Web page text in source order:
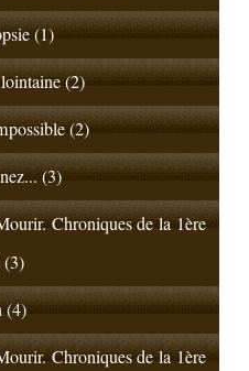
(1)
(2)
(2)
(3)
Chroniques de la 1ère
(3)
(4)
Chroniques de la 1ère